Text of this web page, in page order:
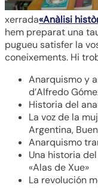
xerrada«Anàlisi
hem preparat una
pugueu satisfer la
coneixements. Hi
Anarquismo y
d’Alfredo
Historia del
La voz de la
Argentina,
Anarquismo
Una historia
«Alas de Xue»
La revolución